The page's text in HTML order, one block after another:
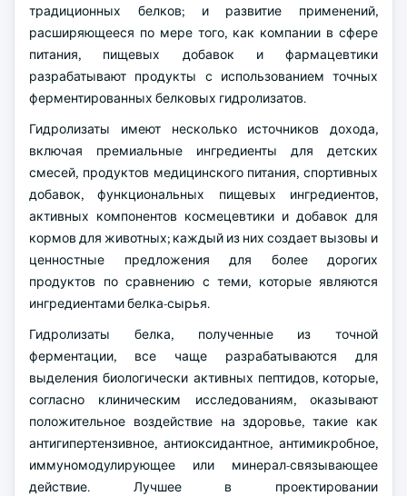
традиционных белков; и развитие применений,
расширяющееся по мере того, как компании в сфере
питания, пищевых добавок и фармацевтики
разрабатывают продукты с использованием точных
ферментированных белковых гидролизатов.
Гидролизаты имеют несколько источников дохода,
включая премиальные ингредиенты для детских
смесей, продуктов медицинского питания, спортивных
добавок, функциональных пищевых ингредиентов,
активных компонентов космецевтики и добавок для
кормов для животных; каждый из них создает вызовы и
ценностные предложения для более дорогих
продуктов по сравнению с теми, которые являются
ингредиентами белка-сырья.
Гидролизаты белка, полученные из точной
ферментации, все чаще разрабатываются для
выделения биологически активных пептидов, которые,
согласно клиническим исследованиям, оказывают
положительное воздействие на здоровье, такие как
антигипертензивное, антиоксидантное, антимикробное,
иммуномодулирующее или минерал-связывающее
действие. Лучшее в проектировании